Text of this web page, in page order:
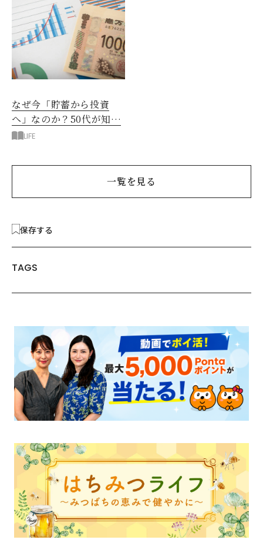
なぜ今「貯蓄から投資
へ」なのか？50代が知る
べきお金の新常識
LIFE
一覧を見る
保存する
TAGS